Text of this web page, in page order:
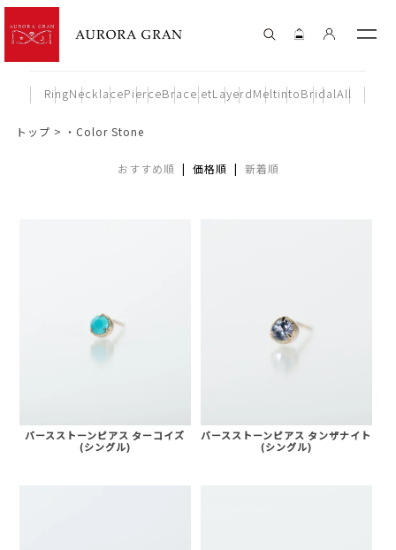
RingNecklacePierceBraceletLayerdMeltintoBridalAll
トップ ・Color Stone
おすすめ順 | 価格順 | 新着順
バースストーンピアス ターコイズ
(シングル)
バースストーンピアス タンザナイト
(シングル)